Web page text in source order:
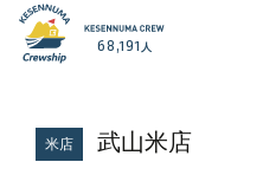
68,191 人
飲食
米店 武山米店